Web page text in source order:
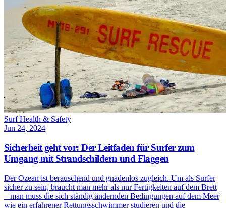
Surf Health & Safety
Jun 24, 2024
Sicherheit geht vor: Der Leitfaden für Surfer zum
Umgang mit Strandschildern und Flaggen
Der Ozean ist berauschend und gnadenlos zugleich. Um als Surfer
sicher zu sein, braucht man mehr als nur Fertigkeiten auf dem Brett
– man muss die sich ständig ändernden Bedingungen auf dem Meer
wie ein erfahrener Rettungsschwimmer studieren und die